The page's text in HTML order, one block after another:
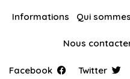
Informations Qui
Nous
Facebook Twitter